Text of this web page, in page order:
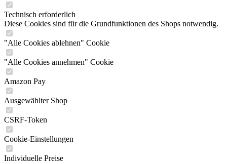
Technisch erforderlich
Diese Cookies sind für die Grundfunktionen des Shops notwendig.
"Alle Cookies ablehnen" Cookie
"Alle Cookies annehmen" Cookie
Amazon Pay
Ausgewählter Shop
CSRF-Token
Cookie-Einstellungen
Individuelle Preise